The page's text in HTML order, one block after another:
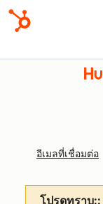
อีเมลที่เชื่อมต่อ
โปรดทราบ::